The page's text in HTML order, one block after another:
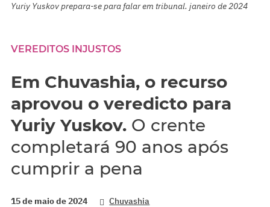
Yuriy Yuskov prepara-se para falar em tribunal. janeiro de 2024
VEREDITOS INJUSTOS
Em Chuvashia, o recurso
aprovou o veredicto para
Yuriy Yuskov. O crente
completará 90 anos após
cumprir a pena
15 de maio de 2024 Chuvashia